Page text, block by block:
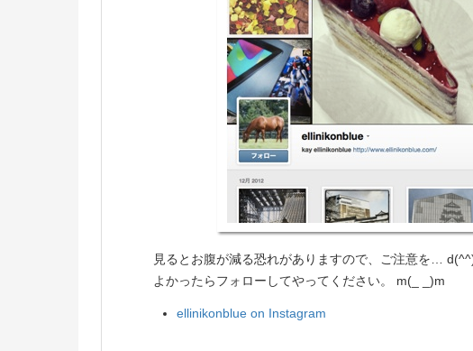
見るとお腹が減る恐れがありますので、ご注意を…
よかったらフォローしてやってください。 m(_ _)m
ellinikonblue on Instagram